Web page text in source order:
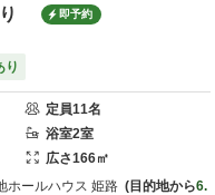
り
即予約
り
定員11名
浴室2室
広さ166㎡
ホールハウス 姫路 目的地から6.